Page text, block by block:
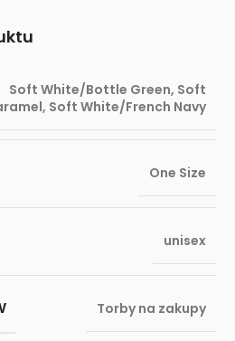
Soft White/Bottle Green, Soft
, Soft White/French Navy
One Size
unisex
Torby na zakupy